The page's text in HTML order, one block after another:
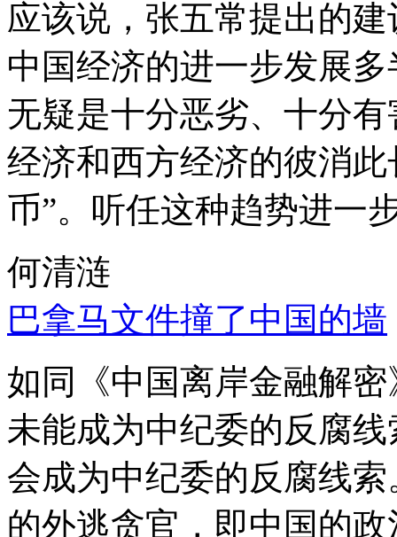
应该说，张五常提出的
中国经济的进一步发展
无疑是十分恶劣、十分
经济和西方经济的彼消
币”。听任这种趋势进一
何清涟
巴拿马文件撞了中国的墙
如同《中国离岸金融解
未能成为中纪委的反腐
会成为中纪委的反腐线
的外逃贪官，即中国的